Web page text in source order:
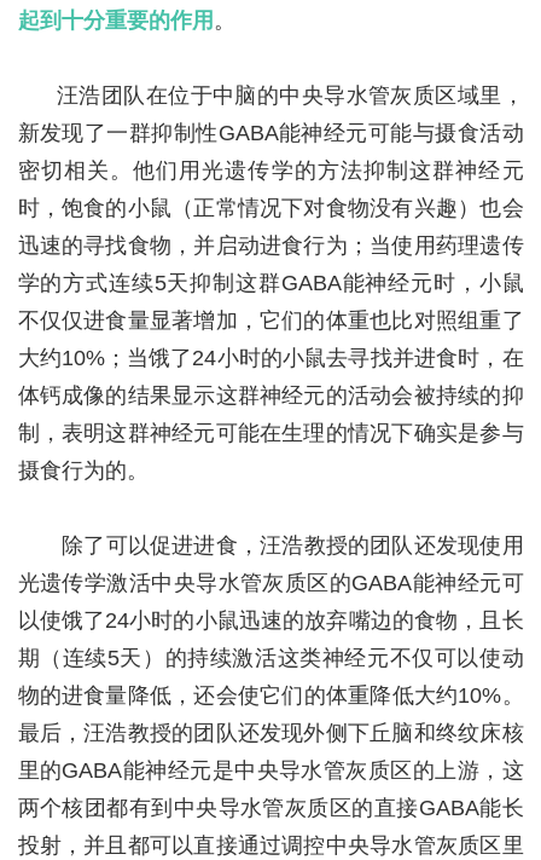
起到十分重要的作用 。
汪浩团队在位于中脑的中央导水管灰质区域里，
新发现了一群抑制性GABA能神经元可能与摄食活动
密切相关。他们用光遗传学的方法抑制这群神经元
时，饱食的小鼠（正常情况下对食物没有兴趣）也会
迅速的寻找食物，并启动进食行为；当使用药理遗传
学的方式连续5天抑制这群GABA能神经元时，小鼠
不仅仅进食量显著增加，它们的体重也比对照组重了
大约10%；当饿了24小时的小鼠去寻找并进食时，在
体钙成像的结果显示这群神经元的活动会被持续的抑
制，表明这群神经元可能在生理的情况下确实是参与
摄食行为的。
除了可以促进进食，汪浩教授的团队还发现使用
光遗传学激活中央导水管灰质区的GABA能神经元可
以使饿了24小时的小鼠迅速的放弃嘴边的食物，且长
期（连续5天）的持续激活这类神经元不仅可以使动
物的进食量降低，还会使它们的体重降低大约10%。
最后，汪浩教授的团队还发现外侧下丘脑和终纹床核
里的GABA能神经元是中央导水管灰质区的上游，这
两个核团都有到中央导水管灰质区的直接GABA能长
投射，并且都可以直接通过调控中央导水管灰质区里